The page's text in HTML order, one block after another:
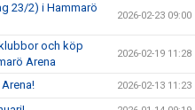
23/2) i Hammarö
2026-02-23 09:00
och köp
Arena
2026-02-19 11:28
2026-02-13 11:23